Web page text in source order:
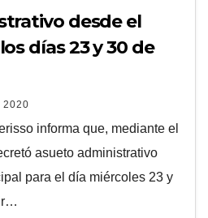
desde el
días 23 y 30 de
2020
informa que, mediante el
asueto administrativo
para el día miércoles 23 y